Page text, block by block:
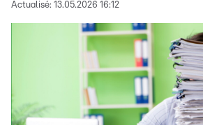
Actualisé: 13.05.2026 16:12